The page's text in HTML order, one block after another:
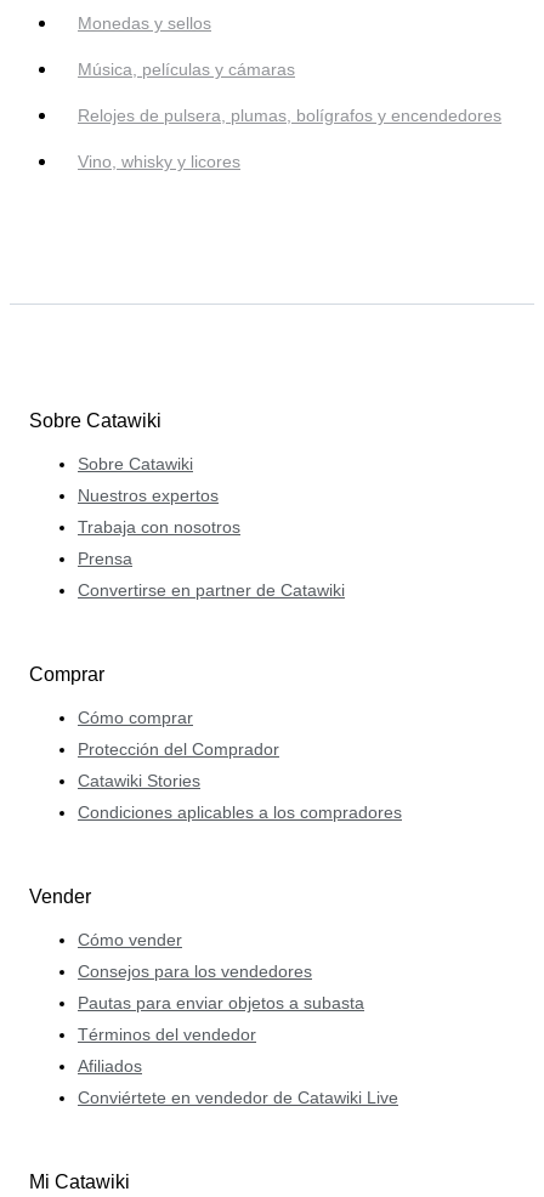
Monedas y sellos
Música, películas y cámaras
Relojes de pulsera, plumas, bolígrafos y encendedores
Vino, whisky y licores
Sobre Catawiki
Sobre Catawiki
Nuestros expertos
Trabaja con nosotros
Prensa
Convertirse en partner de Catawiki
Comprar
Cómo comprar
Protección del Comprador
Catawiki Stories
Condiciones aplicables a los compradores
Vender
Cómo vender
Consejos para los vendedores
Pautas para enviar objetos a subasta
Términos del vendedor
Afiliados
Conviértete en vendedor de Catawiki Live
Mi Catawiki